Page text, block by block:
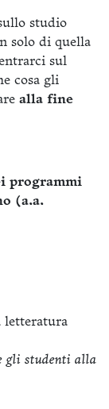
studio
solo di quella
sul
cosa gli
alla fine
programmi
(a.a.
letteratura
gli studenti alla